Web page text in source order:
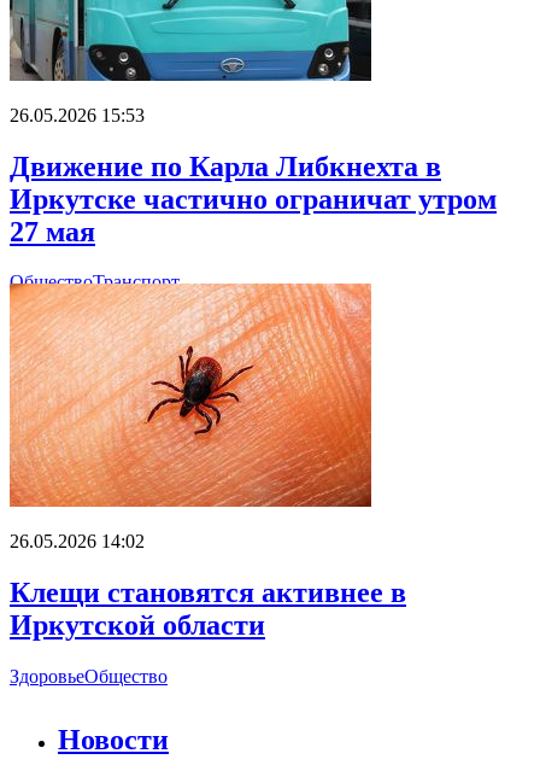
26.05.2026 15:53
Движение по Карла Либкнехта в
Иркутске частично ограничат утром
27 мая
ОбществоТранспорт
26.05.2026 14:02
Клещи становятся активнее в
Иркутской области
ЗдоровьеОбщество
Новости